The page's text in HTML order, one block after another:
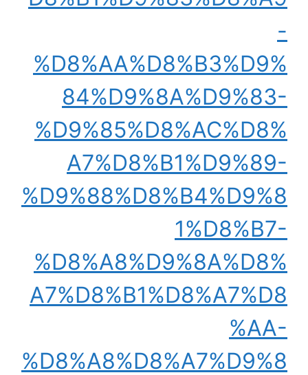
-
%D8%AA%D8%B3%D9%
84%D9%8A%D9%83-
%D9%85%D8%AC%D8%
A7%D8%B1%D9%89-
%D9%88%D8%B4%D9%8
1%D8%B7-
%D8%A8%D9%8A%D8%
A7%D8%B1%D8%A7%D8
%AA-
%D8%A8%D8%A7%D9%8